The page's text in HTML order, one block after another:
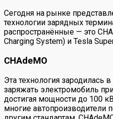
Сегодня на рынке
технологии зарядных
распространённые — это
Charging System) и Tesla
CHAdeMO
Эта технология зародилась
заряжать электромобиль
достигая мощности до 100
многие автопроизводители